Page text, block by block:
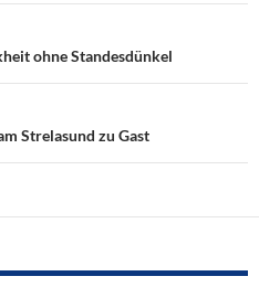
ohne Standesdünkel
Strelasund zu Gast